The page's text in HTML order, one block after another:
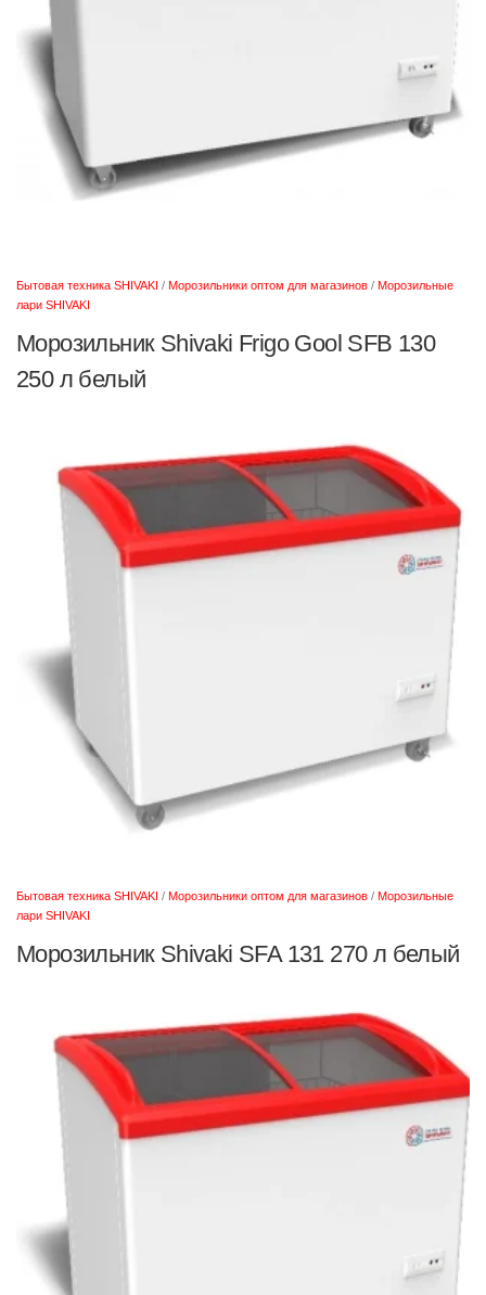
Бытовая техника SHIVAKI / Морозильники оптом для магазинов / Морозильные
лари SHIVAKI
Морозильник Shivaki Frigo Gool SFB 130
250 л белый
Бытовая техника SHIVAKI / Морозильники оптом для магазинов / Морозильные
лари SHIVAKI
Морозильник Shivaki SFA 131 270 л белый